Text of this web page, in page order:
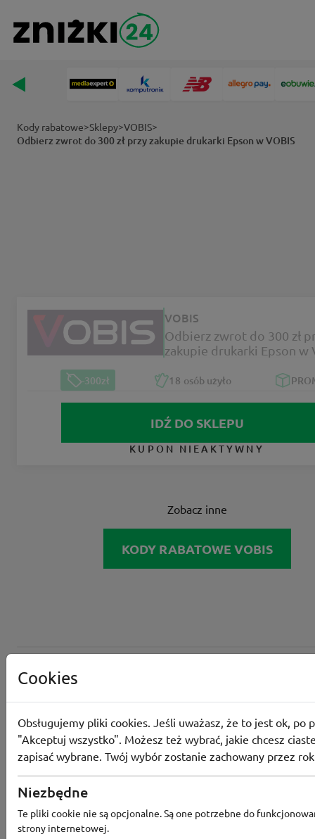
Kody rabatowe>Sklepy>VOBIS>
Odbierz zwrot do 300 zł przy zakupie drukarki Epson w VOBIS
VOBIS
Odbierz zwrot do 300 zł
zakupie drukarki Epson w
-300zł 18 osób użyło
IDŹ DO SKLEPU
KUPON NIEAKTYWNY
Zobacz inne
KODY RABATOWE VOBIS
Cookies
Obsługujemy pliki cookies. Jeśli uważasz, że to jest ok, po
"Akceptuj wszystko". Możesz też wybrać, jakie chcesz
zapisać wybrane. Twój wybór zostanie zachowany przez
Niezbędne
Te pliki cookie nie są opcjonalne. Są one potrzebne do
strony internetowej.